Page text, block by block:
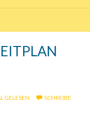
GELESEN
SCHREIBE